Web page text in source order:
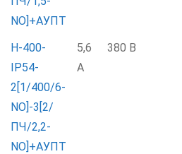
NO]+АУПТ
Н-400-
IP54-
2[1/400/6-
NO]-3[2/
ПЧ/2,2-
NO]+АУПТ
5,6
А
380 В